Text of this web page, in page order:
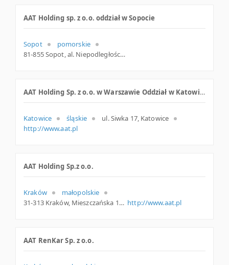
AAT Holding sp. z o.o. oddział w Sopocie
Sopot
pomorskie
81-855 Sopot, al. Niepodległości 659, pomorskie
AAT Holding Sp. z o.o. w Warszawie Oddział w Katowicach
Katowice śląskie
ul. Siwka 17, Katowice
http://www.aat.pl
AAT Holding Sp.z o.o.
Kraków
małopolskie
31-313 Kraków, Mieszczańska 18 lok. 1, woj. Małopolskie, pow. Kraków, gm. Kraków http://www.aat.pl
AAT RenKar Sp. z o.o.